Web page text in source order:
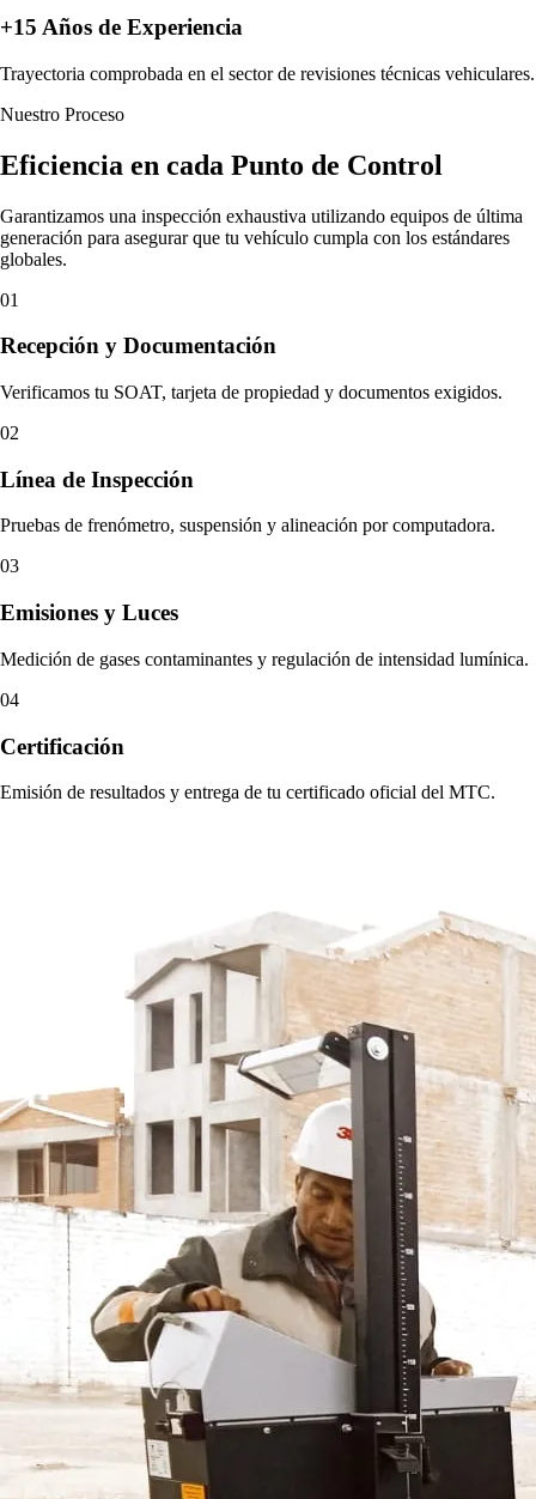
+15 Años de Experiencia
Trayectoria comprobada en el sector de revisiones técnicas vehiculares.
Nuestro Proceso
Eficiencia en cada Punto de Control
Garantizamos una inspección exhaustiva utilizando equipos de última
generación para asegurar que tu vehículo cumpla con los estándares
globales.
01
Recepción y Documentación
Verificamos tu SOAT, tarjeta de propiedad y documentos exigidos.
02
Línea de Inspección
Pruebas de frenómetro, suspensión y alineación por computadora.
03
Emisiones y Luces
Medición de gases contaminantes y regulación de intensidad lumínica.
04
Certificación
Emisión de resultados y entrega de tu certificado oficial del MTC.